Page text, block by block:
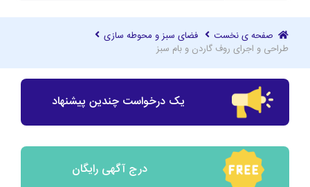
صفحه ی نخست
فضای سبز و محوطه سازی
طراحی و اجرای روف گاردن و بام سبز
یک درخواست چندین پیشنهاد
درج آگهی رایگان